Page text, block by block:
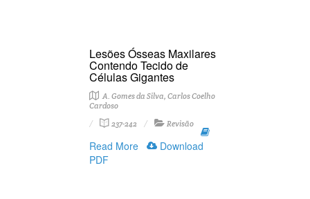
Lesões Ósseas Maxilares
Contendo Tecido de
Células Gigantes
A. Gomes da Silva, Carlos Coelho
Cardoso
237-242
Revisão
Read More
Download
PDF